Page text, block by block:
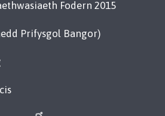
Fodern 2015
Prifysgol Bangor)